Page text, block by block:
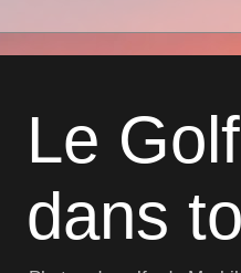
Le
dans